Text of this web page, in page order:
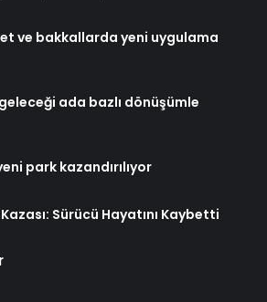
ve bakkallarda yeni uygulama
ada bazlı dönüşümle
park kazandırılıyor
Sürücü Hayatını Kaybetti